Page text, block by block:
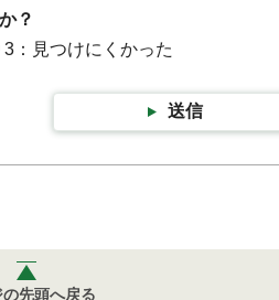
？
3：見つけにくかった
送信
先頭へ戻る